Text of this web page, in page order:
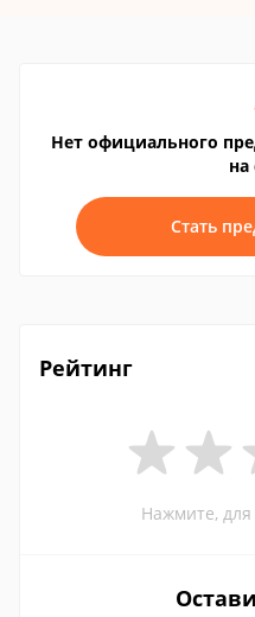
Нет официального
на
Стать
Рейтинг
Нажмите,